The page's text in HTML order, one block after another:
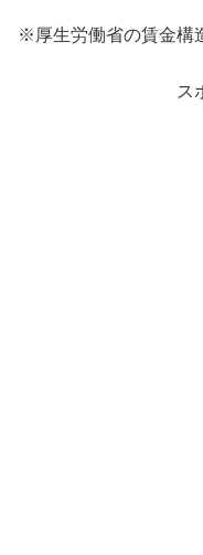
※厚生労働省の賃金構
ス